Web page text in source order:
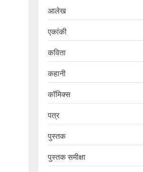
आलेख
एकांकी
कविता
कहानी
कॉमिक्स
पत्र
पुस्तक
पुस्तक समीक्षा